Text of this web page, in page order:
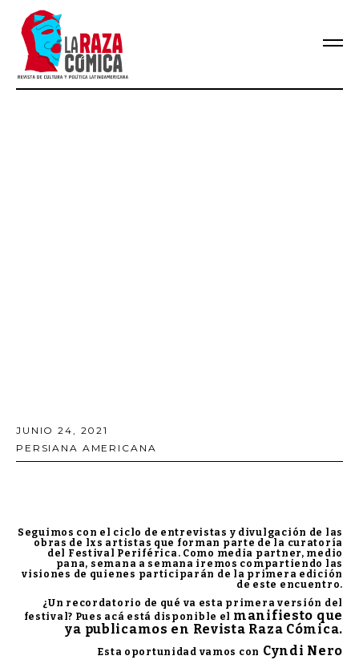
JUNIO 24, 2021
PERSIANA AMERICANA
Seguimos con el ciclo de entrevistas y divulgación de las
obras de lxs artistas que forman parte de la curatoría
del Festival Periférica. Como media partner, medio
pana, semana a semana iremos compartiendo las
visiones de quienes participarán de la primera edición
de este encuentro.
¿Un recordatorio de qué va esta primera versión del
festival? Pues acá está disponible el manifiesto que
ya publicamos en Revista Raza Cómica.
Esta oportunidad vamos con Cyndi Nero